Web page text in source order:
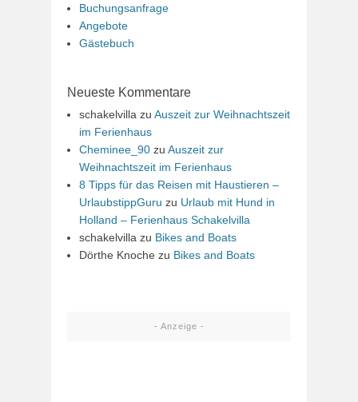
Buchungsanfrage
Angebote
Gästebuch
Neueste Kommentare
schakelvilla zu Auszeit zur Weihnachtszeit
im Ferienhaus
Cheminee_90 zu Auszeit zur
Weihnachtszeit im Ferienhaus
8 Tipps für das Reisen mit Haustieren –
UrlaubstippGuru zu Urlaub mit Hund in
Holland – Ferienhaus Schakelvilla
schakelvilla zu Bikes and Boats
Dörthe Knoche zu Bikes and Boats
- Anzeige -